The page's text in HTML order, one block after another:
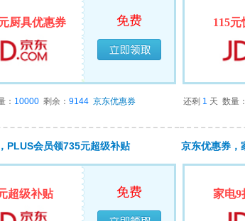
厨具优惠券 免费
已经领完
： 10000 剩余： 9144 京东优惠券
115
还剩 1 天 数量：
PLUS会员领735元超级补贴
超级补贴 免费
京东优惠券，
家电9